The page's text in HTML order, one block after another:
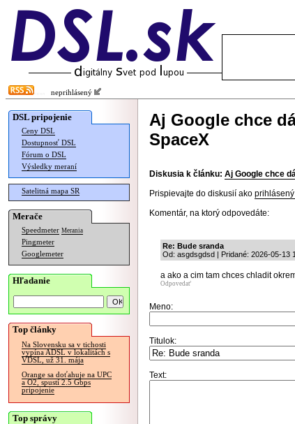
neprihlásený
DSL pripojenie
Ceny DSL
Dostupnosť DSL
Fórum o DSL
Výsledky meraní
Satelitná mapa SR
Merače
Speedmeter Merania
Pingmeter
Googlemeter
Hľadanie
Top články
Na Slovensku sa v tichosti
vypína ADSL v lokalitách s
VDSL, už 31. mája
Orange sa doťahuje na UPC
a O2, spustí 2.5 Gbps
pripojenie
Top správy
Aj Google chce
SpaceX
Diskusia k článku: Aj Google chce
Prispievajte do diskusií ako
Komentár, na ktorý odpovedáte:
Re: Bude sranda
Od: asgdsgdsd | Pridané: 2026-05-13
a ako a cim tam chces chladit
Odpovedať
Meno:
Titulok:
Text: